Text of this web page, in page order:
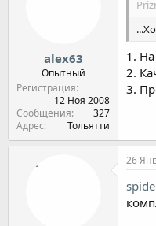
alex63
Опытный
Регистрация
12 Ноя 2008
Сообщения
327
Адрес
Тольятти
1.
2.
3.
26